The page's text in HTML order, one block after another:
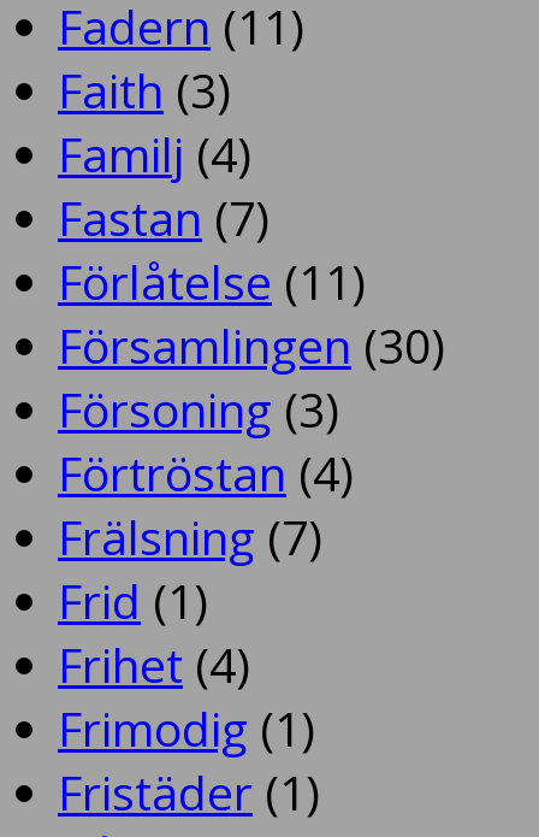
Fadern (11)
Faith (3)
Familj (4)
Fastan (7)
Förlåtelse (11)
Församlingen (30)
Försoning (3)
Förtröstan (4)
Frälsning (7)
Frid (1)
Frihet (4)
Frimodig (1)
Fristäder (1)